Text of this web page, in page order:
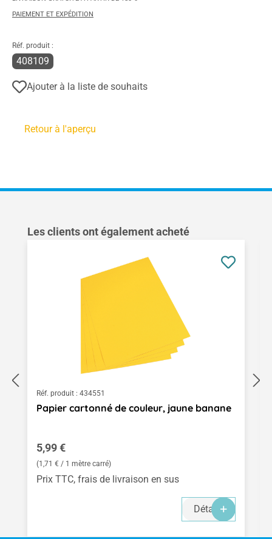
PAIEMENT ET EXPÉDITION
Réf. produit :
408109
Ajouter à la liste de souhaits
Retour à l'aperçu
Ignorer la galerie de produits
Les clients ont également acheté
Réf. produit : 434551
Papier cartonné de couleur, jaune banane
Prix régulier :
5,99 €
(1,71 € / 1 mètre carré)
Prix TTC, frais de livraison en sus
Détails